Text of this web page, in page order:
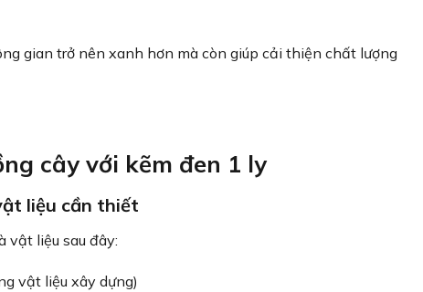
gian trở nên xanh hơn mà còn giúp cải thiện chất lượng
cây với kẽm đen 1 ly
liệu cần thiết
vật liệu sau đây:
vật liệu xây dựng)